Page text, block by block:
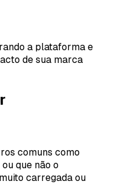
a plataforma e
de sua marca
comuns como
que não o
carregada ou